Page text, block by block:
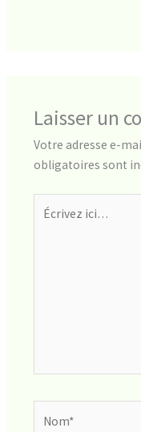
Laisser un
Votre adresse e-
obligatoires sont
ici…